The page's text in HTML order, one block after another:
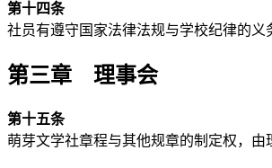
第十四条
社员有遵守国家法律法规与学校纪律的义
第三章 理事会
第十五条
萌芽文学社章程与其他规章的制定权，由